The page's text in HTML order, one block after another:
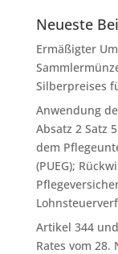
Neueste
Ermäßigter
Silberpreises
Anwendung
Absatz 2 Satz
dem
(PUEG);
Artikel 344
Rates vom 28.